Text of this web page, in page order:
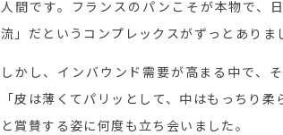
人間です。フランスのパンこそが本物で、
流」だというコンプレックスがずっとありま
しかし、インバウンド需要が高まる中で、
「皮は薄くてパリッとして、中はもっちり
と賞賛する姿に何度も立ち会いました。